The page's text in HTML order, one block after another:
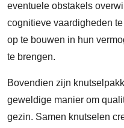
eventuele obstakels
cognitieve vaardigheden
op te bouwen in hun
te brengen.
Bovendien zijn
geweldige manier om
gezin. Samen knutselen